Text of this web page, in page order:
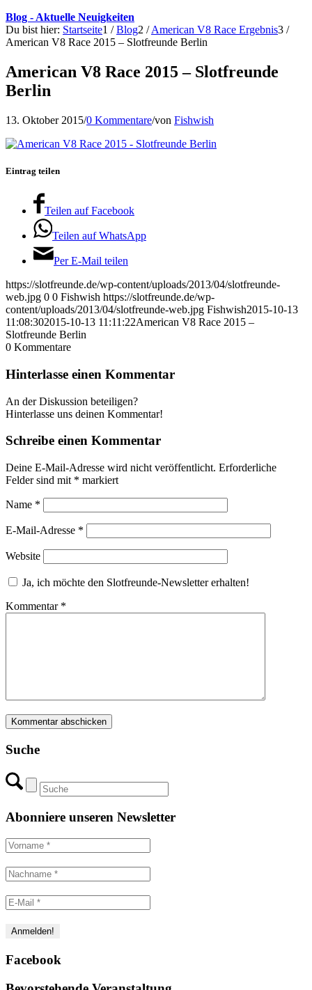
Blog - Aktuelle Neuigkeiten
Du bist hier: Startseite1 / Blog2 / American V8 Race Ergebnis3 /
American V8 Race 2015 – Slotfreunde Berlin
American V8 Race 2015 – Slotfreunde
Berlin
13. Oktober 2015/0 Kommentare/von Fishwish
Eintrag teilen
Teilen auf Facebook
Teilen auf WhatsApp
Per E-Mail teilen
https://slotfreunde.de/wp-content/uploads/2013/04/slotfreunde-
web.jpg 0 0 Fishwish https://slotfreunde.de/wp-
content/uploads/2013/04/slotfreunde-web.jpg Fishwish2015-10-13
11:08:302015-10-13 11:11:22American V8 Race 2015 –
Slotfreunde Berlin
0 Kommentare
Hinterlasse einen Kommentar
An der Diskussion beteiligen?
Hinterlasse uns deinen Kommentar!
Schreibe einen Kommentar
Deine E-Mail-Adresse wird nicht veröffentlicht. Erforderliche
Felder sind mit * markiert
Name *
E-Mail-Adresse *
Website
Ja, ich möchte den Slotfreunde-Newsletter erhalten!
Kommentar *
Suche
Abonniere unseren Newsletter
Facebook